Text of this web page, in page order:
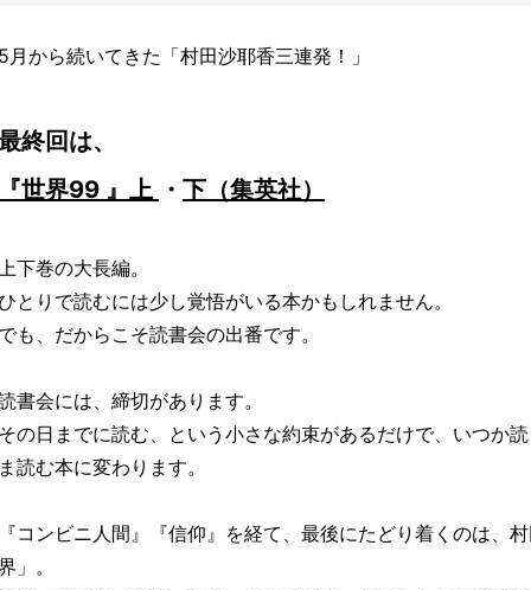
月から続いてきた「村田沙耶香三連発！」
終回は、
世界99 』上 ・ 下（集英社）
下巻の大長編。
とりで読むには少し覚悟がいる本かもしれません。
も、だからこそ読書会の出番です。
書会には、締切があります。
の日までに読む、という小さな約束があるだけで、いつか
読む本に変わります。
コンビニ人間』『信仰』を経て、最後にたどり着くのは、
」。